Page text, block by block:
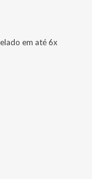
em até 6x